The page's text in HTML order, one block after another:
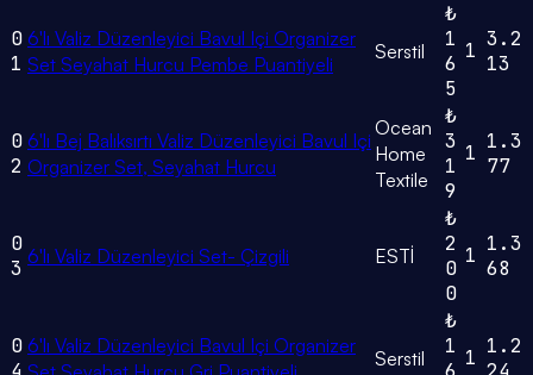
0
1
6'lı Valiz Düzenleyici Bavul Içi Organizer
Set Seyahat Hurcu Pembe Puantiyeli
Serstil
₺
1
6
5
1 3.2
13
0
2
6'lı Bej Balıksırtı Valiz Düzenleyici Bavul Içi
Organizer Set, Seyahat Hurcu
Ocean
Home
Textile
₺
3
1
9
1 1.3
77
0
3 6'lı Valiz Düzenleyici Set- Çizgili ESTİ
₺
2
0
0
1 1.3
68
0 6'lı Valiz Düzenleyici Bavul Içi Organizer
Serstil
₺
1 1 1.2